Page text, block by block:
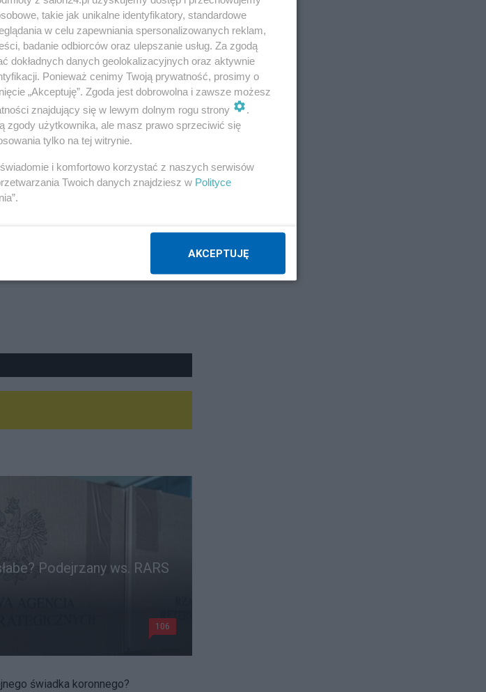
wyborców
Podejrzany ws. RARS
106
świadka koronnego?
takie jak unikalne identyfikatory, standardowe
w celu zapewniania spersonalizowanych reklam,
badanie odbiorców oraz ulepszanie usług. Za zgodą
dokładnych danych geolokalizacyjnych oraz aktywnie
Ponieważ cenimy Twoją prywatność, prosimy o
„Akceptuję”. Zgoda jest dobrowolna i zawsze możesz
znajdujący się w lewym dolnym rogu strony
.
zgody użytkownika, ale masz prawo sprzeciwić się
tylko na tej witrynie.
i komfortowo korzystać z naszych serwisów
Twoich danych znajdziesz w Polityce
AKCEPTUJĘ